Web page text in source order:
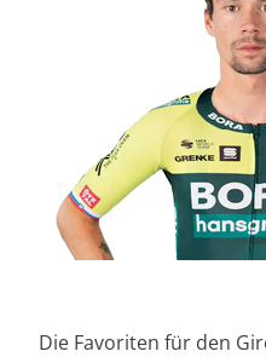
Die Favoriten für den